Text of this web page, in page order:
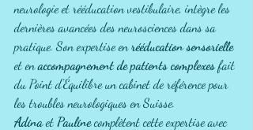
neurologie et rééducation vestibulaire, intègre les
dernières avancées des neurosciences dans sa
pratique. Son expertise en rééducation sensorielle
et en accompagnement de patients complexes fait
du Point d'Équilibre un cabinet de référence pour
les troubles neurologiques en Suisse.
Adina et Pauline complètent cette expertise avec